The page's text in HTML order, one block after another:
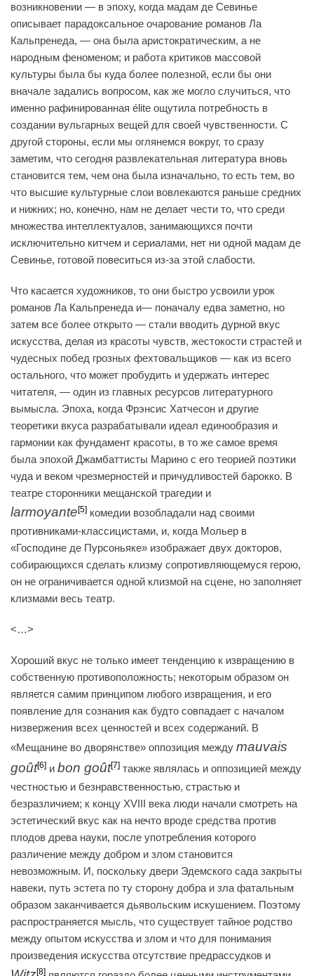
возникновении — в эпоху, когда мадам де Севинье
описывает парадоксальное очарование романов Ла
Кальпренеда, — она была аристократическим, а не
народным феноменом; и работа критиков массовой
культуры была бы куда более полезной, если бы они
вначале задались вопросом, как же могло случиться, что
именно рафинированная élite ощутила потребность в
создании вульгарных вещей для своей чувственности. С
другой стороны, если мы оглянемся вокруг, то сразу
заметим, что сегодня развлекательная литература вновь
становится тем, чем она была изначально, то есть тем, во
что высшие культурные слои вовлекаются раньше средних
и нижних; но, конечно, нам не делает чести то, что среди
множества интеллектуалов, занимающихся почти
исключительно китчем и сериалами, нет ни одной мадам де
Севинье, готовой повеситься из-за этой слабости.
Что касается художников, то они быстро усвоили урок
романов Ла Кальпренеда и— поначалу едва заметно, но
затем все более открыто — стали вводить дурной вкус
искусства, делая из красоты чувств, жестокости страстей и
чудесных побед грозных фехтовальщиков — как из всего
остального, что может пробудить и удержать интерес
читателя, — один из главных ресурсов литературного
вымысла. Эпоха, когда Фрэнсис Хатчесон и другие
теоретики вкуса разрабатывали идеал единообразия и
гармонии как фундамент красоты, в то же самое время
была эпохой Джамбаттисты Марино с его теорией поэтики
чуда и веком чрезмерностей и причудливостей барокко. В
театре сторонники мещанской трагедии и
larmoyante[5] комедии возобладали над своими
противниками-классицистами, и, когда Мольер в
«Господине де Пурсоньяке» изображает двух докторов,
собирающихся сделать клизму сопротивляющемуся герою,
он не ограничивается одной клизмой на сцене, но заполняет
клизмами весь театр.
<…>
Хороший вкус не только имеет тенденцию к извращению в
собственную противоположность; некоторым образом он
является самим принципом любого извращения, и его
появление для сознания как будто совпадает с началом
низвержения всех ценностей и всех содержаний. В
«Мещанине во дворянстве» оппозиция между mauvais
goût[6] и bon goût[7] также являлась и оппозицией между
честностью и безнравственностью, страстью и
безразличием; к концу XVIII века люди начали смотреть на
эстетический вкус как на нечто вроде средства против
плодов древа науки, после употребления которого
различение между добром и злом становится
невозможным. И, поскольку двери Эдемского сада закрыты
навеки, путь эстета по ту сторону добра и зла фатальным
образом заканчивается дьявольским искушением. Поэтому
распространяется мысль, что существует тайное родство
между опытом искусства и злом и что для понимания
произведения искусства отсутствие предрассудков и
[8]